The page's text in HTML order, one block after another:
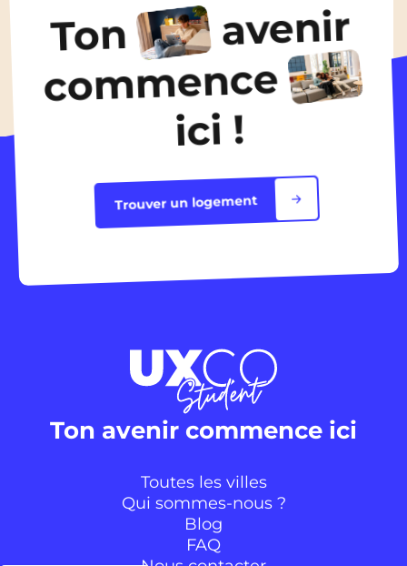
Découvrir les logements
Ton avenir
commence
ici !
Trouver un logement
Ton avenir commence ici
Toutes les villes
Qui sommes-nous ?
Blog
FAQ